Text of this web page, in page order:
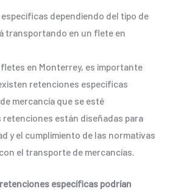
dependiendo del tipo de
transportando en un flete en
en Monterrey, es importante
retenciones específicas
mercancía que se esté
están diseñadas para
y el cumplimiento de las normativas
el transporte de mercancías.
específicas podrían